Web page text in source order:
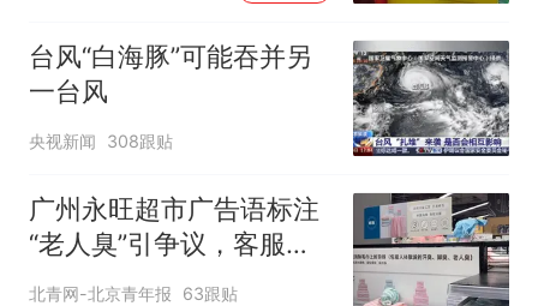
台风“白海豚”可能吞并另
一台风
央视新闻 308跟贴
广州永旺超市广告语标注
“老人臭”引争议，客服回
应
北青网-北京青年报 63跟贴